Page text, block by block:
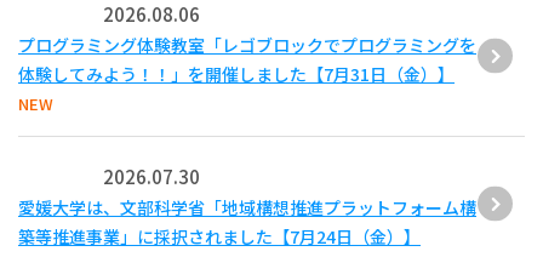
2026.08.06
プログラミング体験教室「レゴブロックでプログラミングを
体験してみよう！！」を開催しました【7月31日（金）】
NEW
2026.07.30
愛媛大学は、文部科学省「地域構想推進プラットフォーム構
築等推進事業」に採択されました【7月24日（金）】